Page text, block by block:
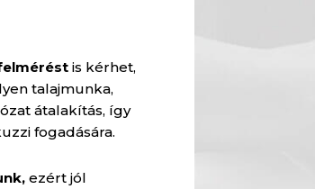
is kérhet,
talajmunka,
átalakítás, így
fogadására.
ezért jól